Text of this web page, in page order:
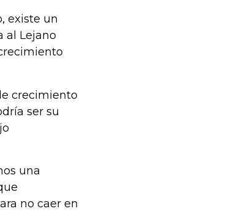
existe un
al Lejano
crecimiento
ser su
una
no caer en